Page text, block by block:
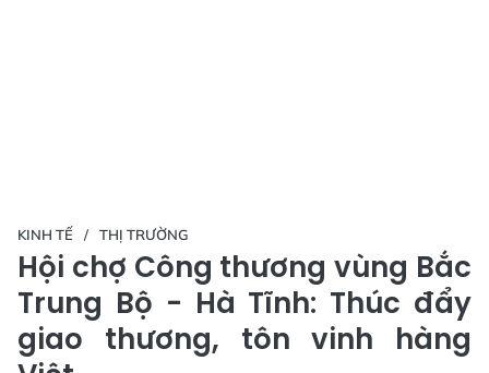
KINH TẾ THỊ TRƯỜNG
Hội chợ Công thương vùng Bắc
Trung Bộ - Hà Tĩnh: Thúc đẩy
giao thương, tôn vinh hàng